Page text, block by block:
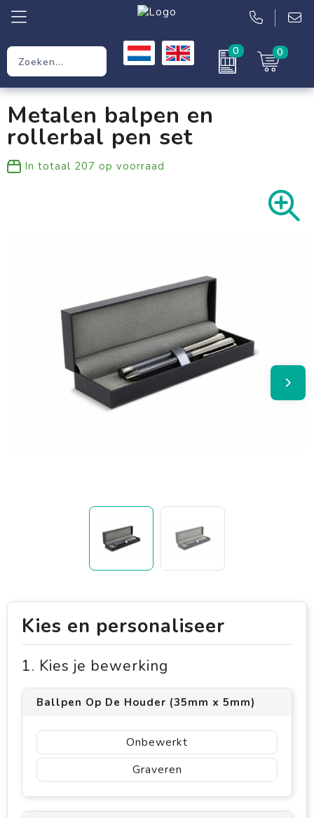
0 0
Werkkleding
Kleding
Metalen balpen en
rollerbal pen set
In totaal 207 op voorraad
Kies en personaliseer
1. Kies je bewerking
Ballpen Op De Houder (35mm x 5mm)
Onbewerkt
Graveren